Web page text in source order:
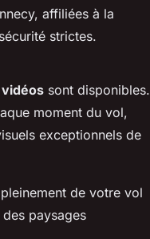
affiliées à la
strictes.
sont disponibles.
moment du vol,
exceptionnels de
de votre vol
paysages